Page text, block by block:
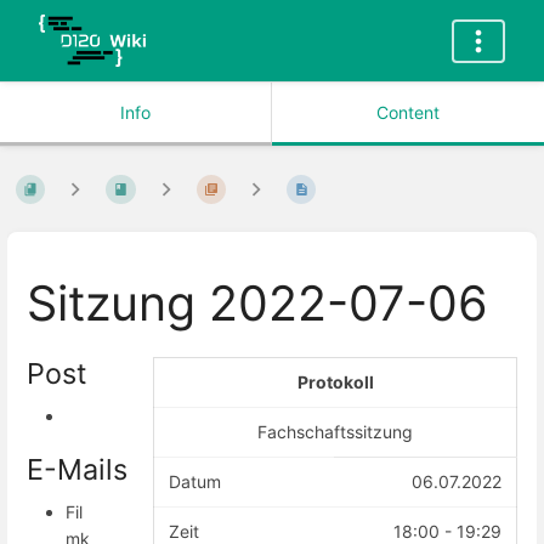
Info Content
Sitzung 2022-07-06
Protokoll
Fachschaftssitzung
Datum 06.07.2022
Zeit 18:00 - 19:29
Post
E-Mails
Fil
mk